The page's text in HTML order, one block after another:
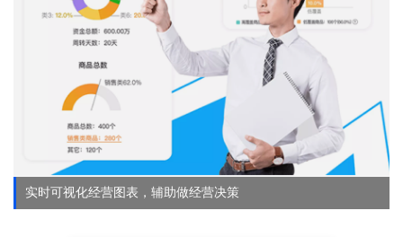
实时可视化经营图表，辅助做经营决策